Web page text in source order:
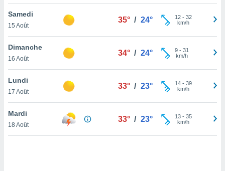
votre
à
en
le
Samedi
15 Août
35° / 24° 12- 32
km/h
Dimanche
16 Août
34° / 24° 9- 31
km/h
Lundi
17 Août
33° / 23° 14- 39
km/h
Mardi
18 Août
33° / 23° 13- 35
km/h